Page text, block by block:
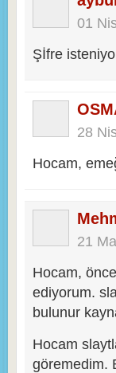
01
Şİfre
28
Hocam,
21
Hocam,
ediyorum.
bulunur
Hocam
göremedim.